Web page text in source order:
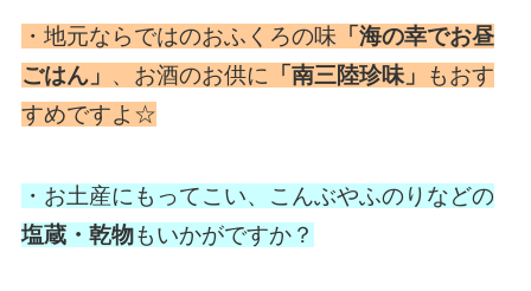
・地元ならではのおふくろの味 「海の幸でお昼
ごはん」 、お酒のお供に 「南三陸珍味」
もおす
すめですよ☆
・お土産にもってこい、こんぶやふのりなどの
塩蔵・乾物もいかがですか？